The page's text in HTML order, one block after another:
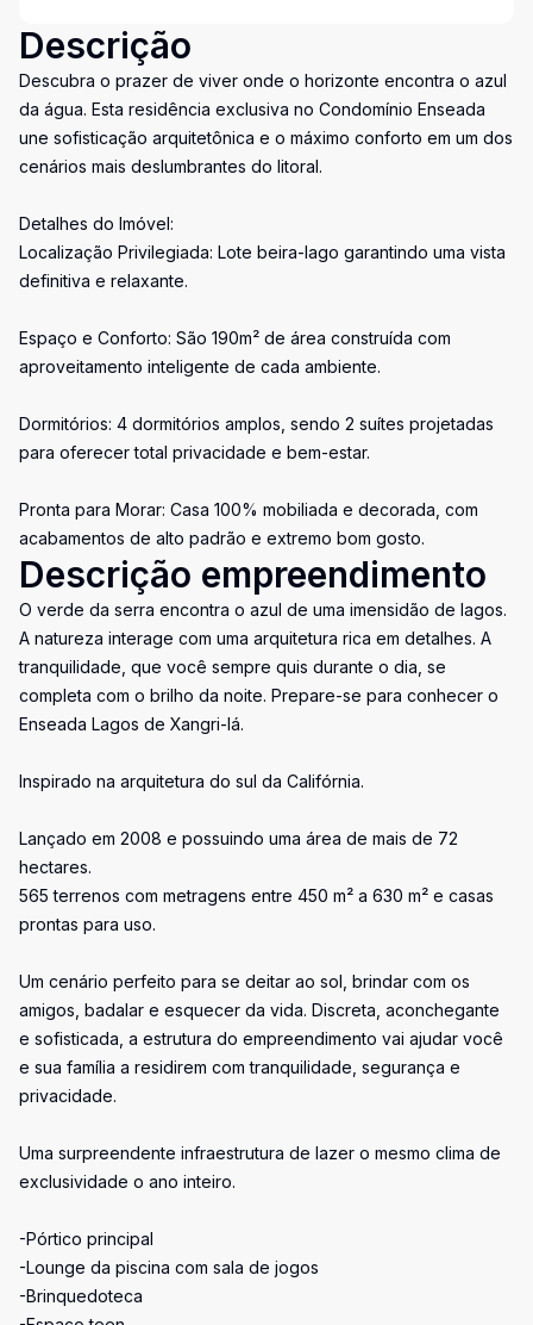
Descrição
Descubra o prazer de viver onde o horizonte encontra o azul
da água. Esta residência exclusiva no Condomínio Enseada
une sofisticação arquitetônica e o máximo conforto em um dos
cenários mais deslumbrantes do litoral.
Detalhes do Imóvel:
Localização Privilegiada: Lote beira-lago garantindo uma vista
definitiva e relaxante.
Espaço e Conforto: São 190m² de área construída com
aproveitamento inteligente de cada ambiente.
Dormitórios: 4 dormitórios amplos, sendo 2 suítes projetadas
para oferecer total privacidade e bem-estar.
Pronta para Morar: Casa 100% mobiliada e decorada, com
acabamentos de alto padrão e extremo bom gosto.
Descrição empreendimento
O verde da serra encontra o azul de uma imensidão de lagos.
A natureza interage com uma arquitetura rica em detalhes. A
tranquilidade, que você sempre quis durante o dia, se
completa com o brilho da noite. Prepare-se para conhecer o
Enseada Lagos de Xangri-lá.
Inspirado na arquitetura do sul da Califórnia.
Lançado em 2008 e possuindo uma área de mais de 72
hectares.
565 terrenos com metragens entre 450 m² a 630 m² e casas
prontas para uso.
Um cenário perfeito para se deitar ao sol, brindar com os
amigos, badalar e esquecer da vida. Discreta, aconchegante
e sofisticada, a estrutura do empreendimento vai ajudar você
e sua família a residirem com tranquilidade, segurança e
privacidade.
Uma surpreendente infraestrutura de lazer o mesmo clima de
exclusividade o ano inteiro.
-Pórtico principal
-Lounge da piscina com sala de jogos
-Brinquedoteca